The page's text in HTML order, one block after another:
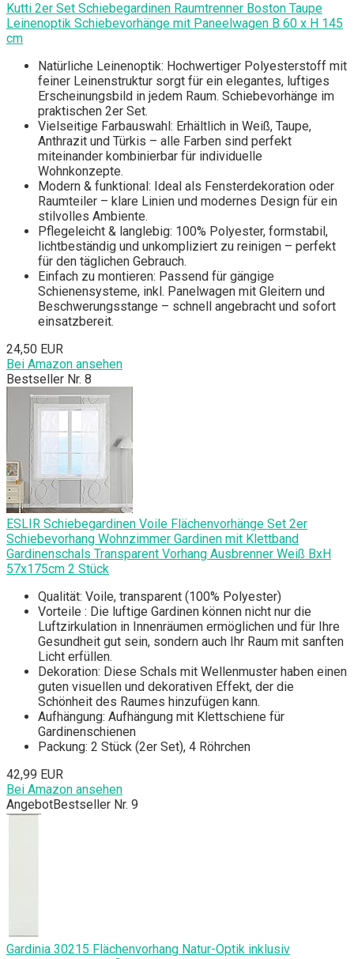
Kutti 2er Set Schiebegardinen Raumtrenner Boston Taupe
Leinenoptik Schiebevorhänge mit Paneelwagen B 60 x H 145
cm
Natürliche Leinenoptik: Hochwertiger Polyesterstoff mit
feiner Leinenstruktur sorgt für ein elegantes, luftiges
Erscheinungsbild in jedem Raum. Schiebevorhänge im
praktischen 2er Set.
Vielseitige Farbauswahl: Erhältlich in Weiß, Taupe,
Anthrazit und Türkis – alle Farben sind perfekt
miteinander kombinierbar für individuelle
Wohnkonzepte.
Modern & funktional: Ideal als Fensterdekoration oder
Raumteiler – klare Linien und modernes Design für ein
stilvolles Ambiente.
Pflegeleicht & langlebig: 100% Polyester, formstabil,
lichtbeständig und unkompliziert zu reinigen – perfekt
für den täglichen Gebrauch.
Einfach zu montieren: Passend für gängige
Schienensysteme, inkl. Panelwagen mit Gleitern und
Beschwerungsstange – schnell angebracht und sofort
einsatzbereit.
24,50 EUR
Bei Amazon ansehen
Bestseller Nr. 8
ESLIR Schiebegardinen Voile Flächenvorhänge Set 2er
Schiebevorhang Wohnzimmer Gardinen mit Klettband
Gardinenschals Transparent Vorhang Ausbrenner Weiß BxH
57x175cm 2 Stück
Qualität: Voile, transparent (100% Polyester)
Vorteile : Die luftige Gardinen können nicht nur die
Luftzirkulation in Innenräumen ermöglichen und für Ihre
Gesundheit gut sein, sondern auch Ihr Raum mit sanften
Licht erfüllen.
Dekoration: Diese Schals mit Wellenmuster haben einen
guten visuellen und dekorativen Effekt, der die
Schönheit des Raumes hinzufügen kann.
Aufhängung: Aufhängung mit Klettschiene für
Gardinenschienen
Packung: 2 Stück (2er Set), 4 Röhrchen
42,99 EUR
Bei Amazon ansehen
AngebotBestseller Nr. 9
Gardinia 30215 Flächenvorhang Natur-Optik inklusiv